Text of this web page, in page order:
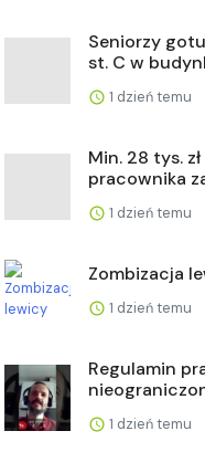
Seniorzy
st. C w
1 dzień temu
Min. 28 tys.
pracownika
1 dzień temu
Zombizacja
1 dzień temu
Regulamin
1 dzień temu